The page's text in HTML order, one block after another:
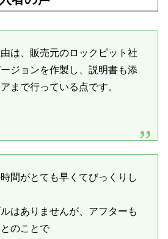
は、販売元のロックピット社
ジョンを作製し、説明書も添
まで行っている点です。
間がとても早くてびっくりし
はありませんが、アフターも
のことで